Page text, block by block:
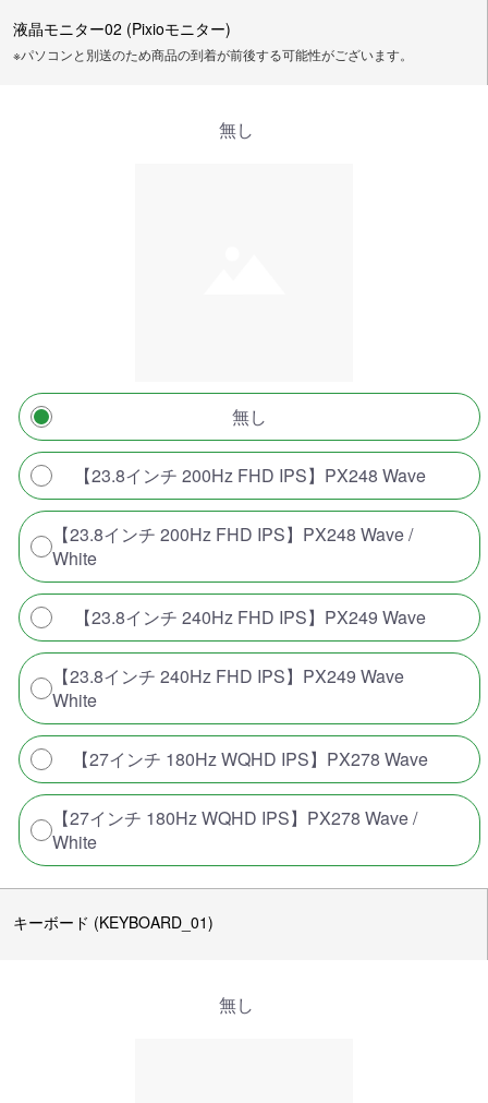
液晶モニター02 (Pixioモニター)
※パソコンと別送のため商品の到着が前後する可能性がございます。
無し
無し
【23.8インチ 200Hz FHD IPS】PX248 Wave
【23.8インチ 200Hz FHD IPS】PX248 Wave /
White
【23.8インチ 240Hz FHD IPS】PX249 Wave
【23.8インチ 240Hz FHD IPS】PX249 Wave
White
【27インチ 180Hz WQHD IPS】PX278 Wave
【27インチ 180Hz WQHD IPS】PX278 Wave /
White
キーボード (KEYBOARD_01)
無し